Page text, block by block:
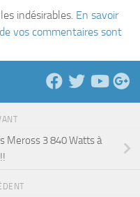
indésirables. En savoir
vos commentaires sont
Meross 3 840 Watts à